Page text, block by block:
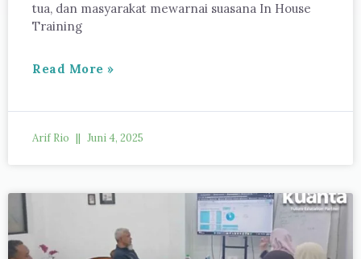
tua, dan masyarakat mewarnai suasana In House
Training
Read More »
Arif Rio Juni 4, 2025